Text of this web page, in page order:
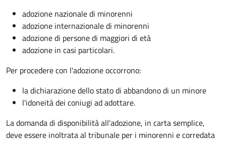
adozione nazionale di minorenni
adozione internazionale di minorenni
adozione di persone di maggiori di età
adozione in casi particolari.
Per procedere con l'adozione occorrono:
la dichiarazione dello stato di abbandono di un minore
l'idoneità dei coniugi ad adottare.
La domanda di disponibilità all'adozione, in carta semplice,
deve essere inoltrata al tribunale per i minorenni e corredata